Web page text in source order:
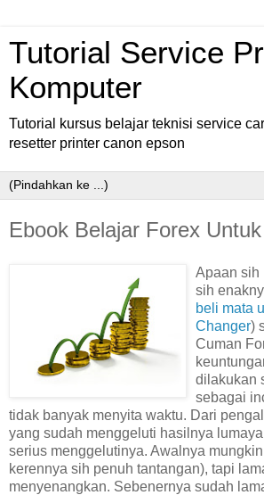
Tutorial Service
Komputer
Tutorial kursus belajar teknisi service
resetter printer canon epson
Ebook Belajar Forex
Apaan sih
sih
beli mata
Changer)
Cuman
dilakukan
sebagai
tidak banyak menyita waktu. Dari
yang sudah menggeluti hasilnya
serius menggelutinya. Awalnya
kerennya sih penuh tantangan), tapi
menyenangkan. Sebenernya sudah